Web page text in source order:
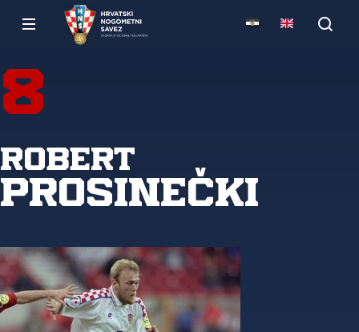
8
Robert
Prosinečki